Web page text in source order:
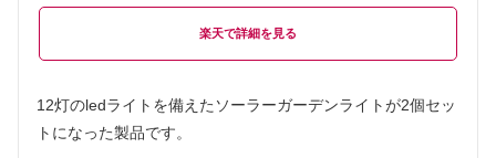
楽天
12灯のledライトを備えたソーラーガーデンライトが2個セッ
トになった製品です。